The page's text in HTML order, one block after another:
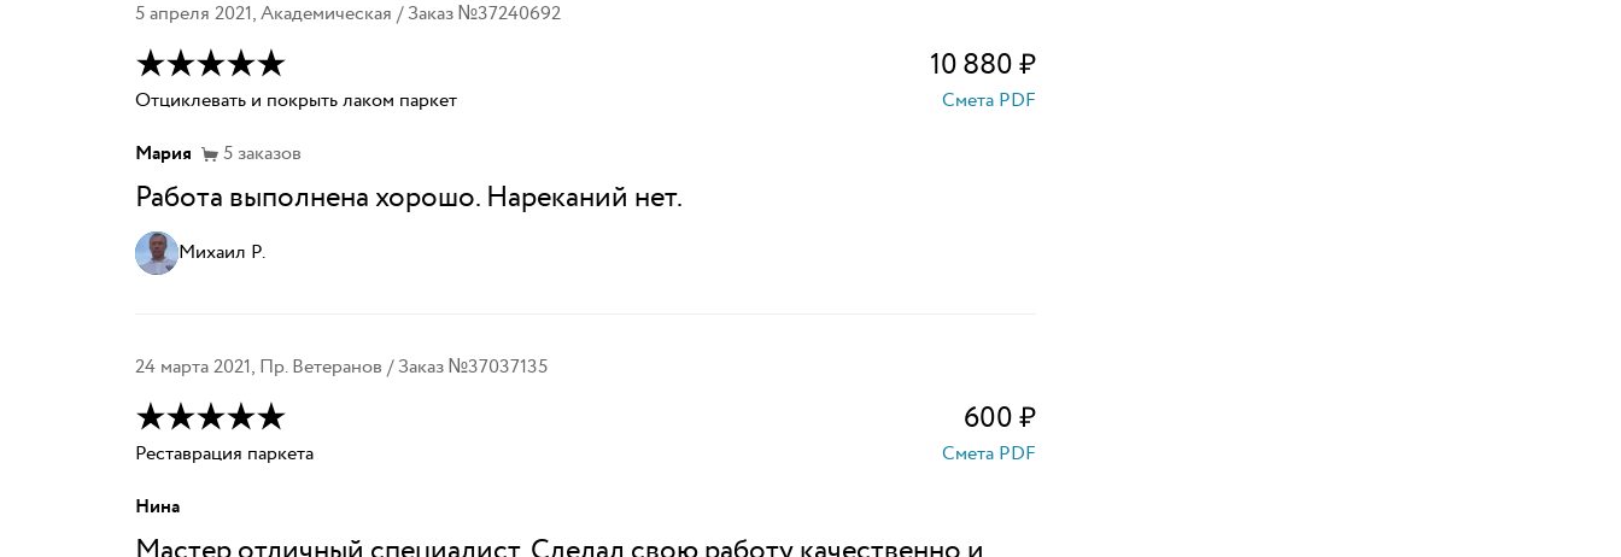
5 апреля 2021,Академическая / Заказ №37240692
10 880₽
Отциклевать и покрыть лаком паркет
Смета PDF
Мария
5 заказов
Работа выполнена хорошо. Нареканий нет.
Михаил Р.
24 марта 2021, Пр. Ветеранов / Заказ №37037135
600₽
Реставрация паркета
Смета PDF
Нина